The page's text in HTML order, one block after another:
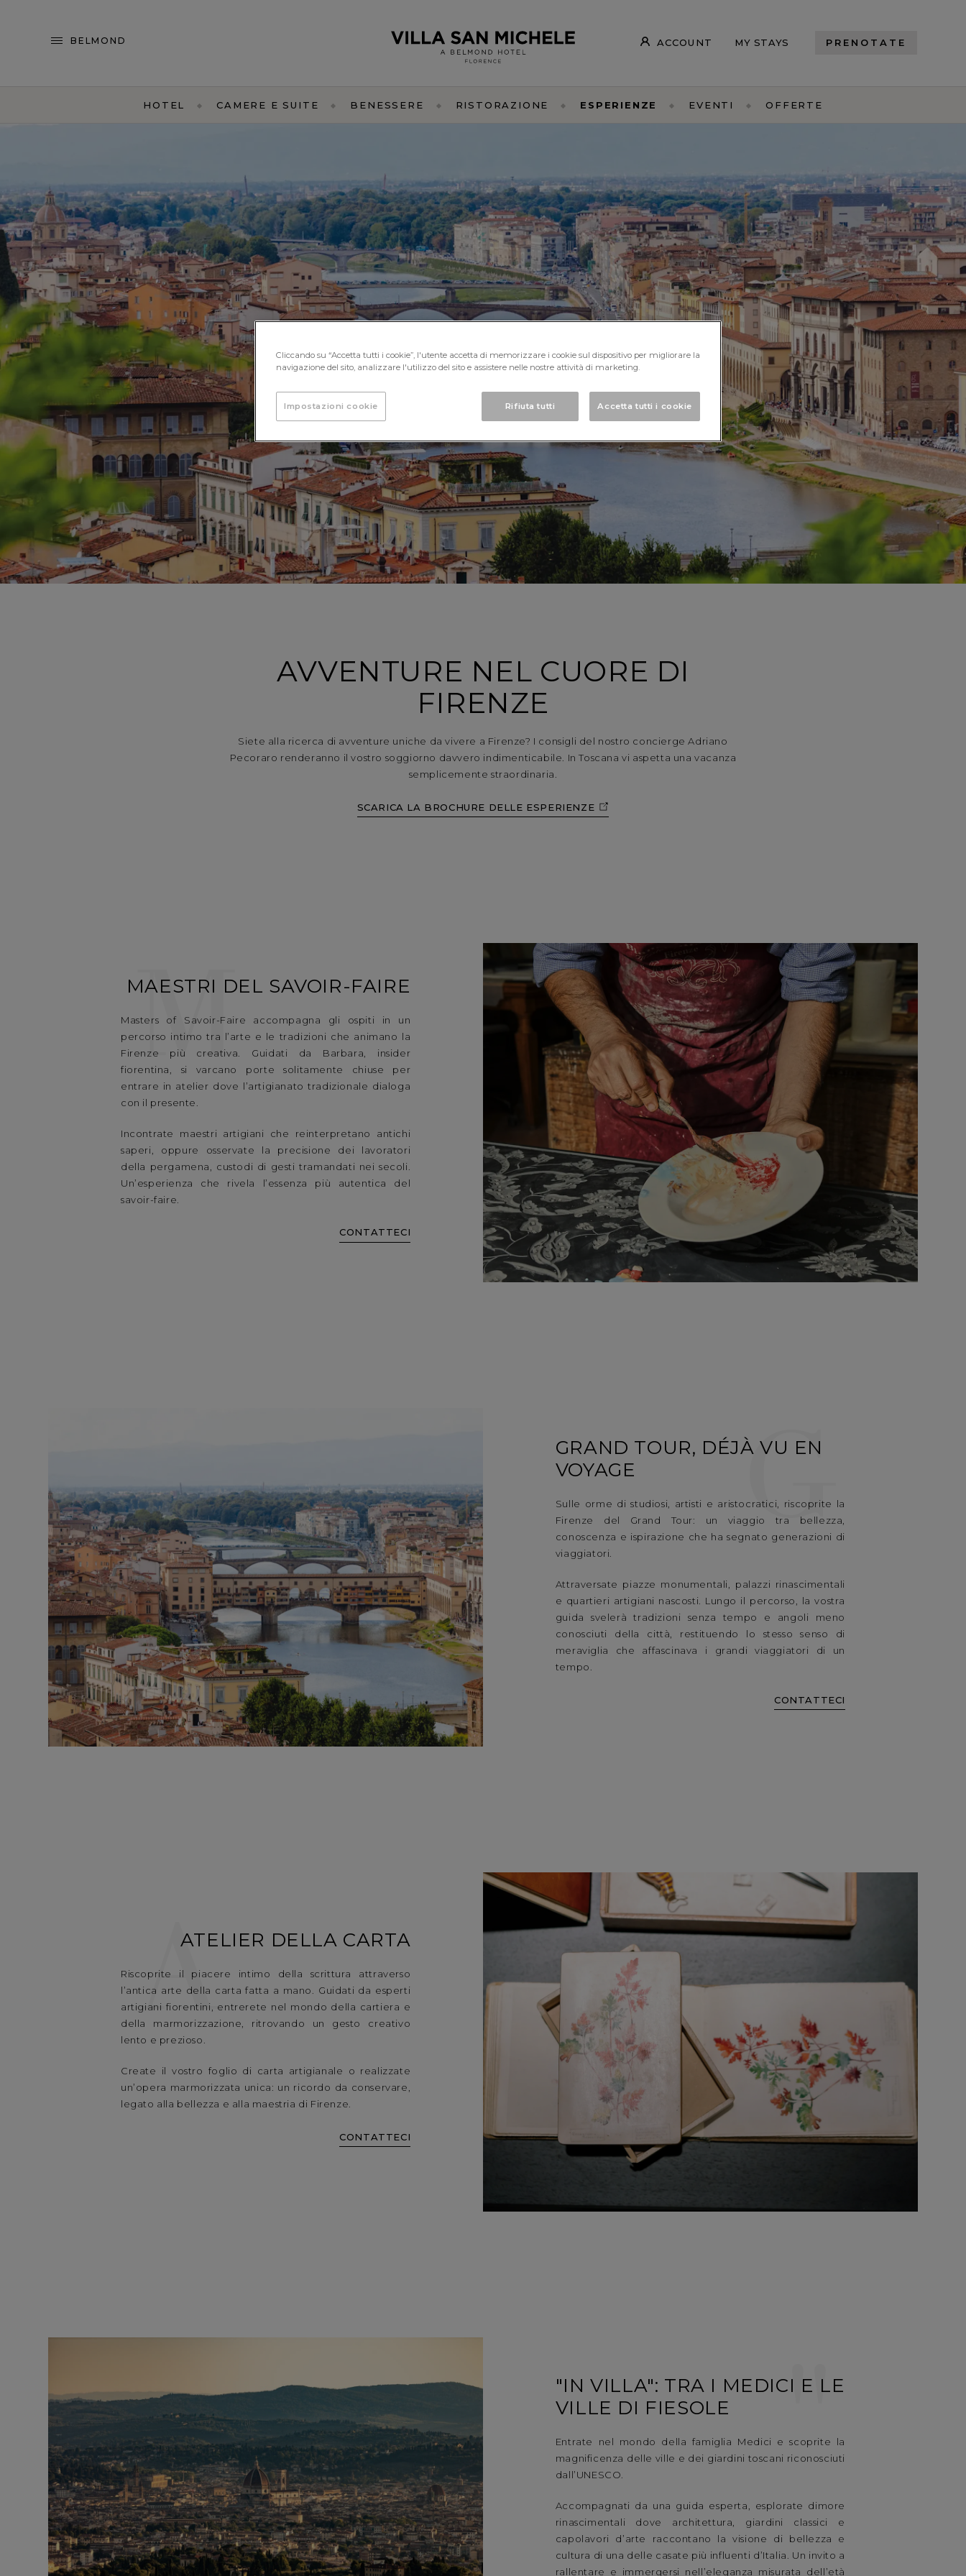
BELMOND ACCOUNT MY STAYS PRENOTATE
HOTEL CAMERE E SUITE BENESSERE RISTORAZIONE ESPERIENZE EVENTI OFFERTE
ESPERIENZE
AVVENTURE NEL CUORE DI
FIRENZE
Siete alla ricerca di avventure uniche da vivere a Firenze? I consigli del nostro concierge Adriano
Pecoraro renderanno il vostro soggiorno davvero indimenticabile. In Toscana vi aspetta una vacanza
semplicemente straordinaria.
SCARICA LA BROCHURE DELLE ESPERIENZE
MAESTRI DEL SAVOIR-FAIRE
Masters of Savoir-Faire accompagna gli ospiti in un
percorso intimo tra l’arte e le tradizioni che animano la
Firenze più creativa. Guidati da Barbara, insider
fiorentina, si varcano porte solitamente chiuse per
entrare in atelier dove l’artigianato tradizionale dialoga
con il presente.
Incontrate maestri artigiani che reinterpretano antichi
saperi, oppure osservate la precisione dei lavoratori
della pergamena, custodi di gesti tramandati nei secoli.
Un’esperienza che rivela l’essenza più autentica del
savoir-faire.
CONTATTECI
M
GRAND TOUR, DÉJÀ VU EN
VOYAGE
Sulle orme di studiosi, artisti e aristocratici, riscoprite la
Firenze del Grand Tour: un viaggio tra bellezza,
conoscenza e ispirazione che ha segnato generazioni di
viaggiatori.
Attraversate piazze monumentali, palazzi rinascimentali
e quartieri artigiani nascosti. Lungo il percorso, la vostra
guida svelerà tradizioni senza tempo e angoli meno
conosciuti della città, restituendo lo stesso senso di
meraviglia che affascinava i grandi viaggiatori di un
tempo.
CONTATTECI
G
ATELIER DELLA CARTA
Riscoprite il piacere intimo della scrittura attraverso
l’antica arte della carta fatta a mano. Guidati da esperti
artigiani fiorentini, entrerete nel mondo della cartiera e
della marmorizzazione, ritrovando un gesto creativo
lento e prezioso.
Create il vostro foglio di carta artigianale o realizzate
un’opera marmorizzata unica: un ricordo da conservare,
legato alla bellezza e alla maestria di Firenze.
CONTATTECI
A
"IN VILLA": TRA I MEDICI E LE
VILLE DI FIESOLE
Entrate nel mondo della famiglia Medici e scoprite la
magnificenza delle ville e dei giardini toscani riconosciuti
dall’UNESCO.
Accompagnati da una guida esperta, esplorate dimore
rinascimentali dove architettura, giardini classici e
capolavori d’arte raccontano la visione di bellezza e
cultura di una delle casate più influenti d’Italia. Un invito a
rallentare e immergersi nell’eleganza misurata dell’età
"
Cliccando su “Accetta tutti i cookie”, l'utente accetta di memorizzare i cookie sul dispositivo per migliorare la
navigazione del sito, analizzare l'utilizzo del sito e assistere nelle nostre attività di marketing.
Impostazioni cookie Rifiuta tutti Accetta tutti i cookie